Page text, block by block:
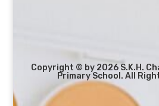
Copyright © by 2026 S.K.H.
Primary School. All